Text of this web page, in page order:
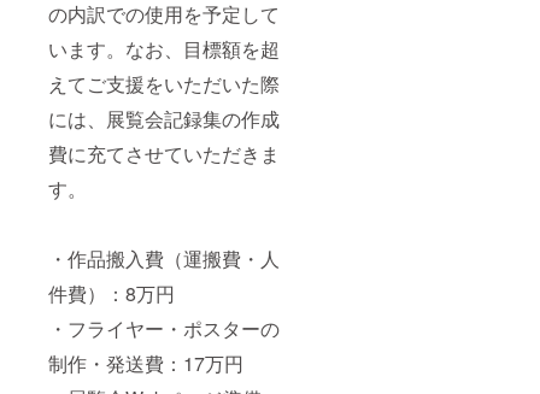
の内訳での使用を予定して
います。なお、目標額を超
えてご支援をいただいた際
には、展覧会記録集の作成
費に充てさせていただきま
す。
・作品搬入費（運搬費・人
件費）：8万円
・フライヤー・ポスターの
制作・発送費：17万円